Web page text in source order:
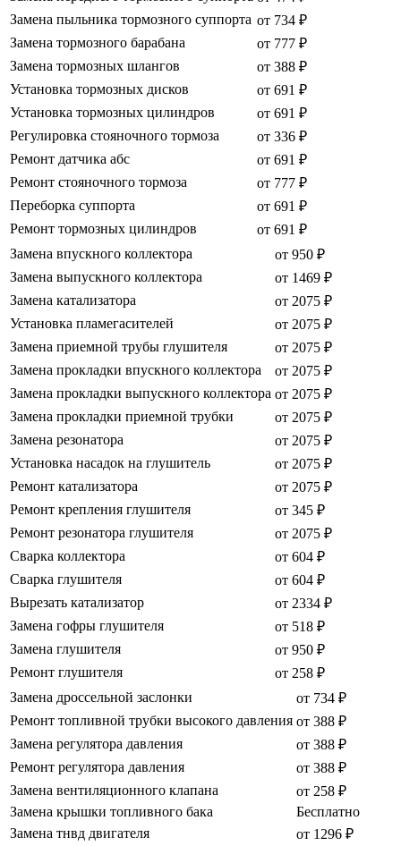
Замена пыльника тормозного суппорта от 734 ₽
Замена тормозного барабана
от 777 ₽
Замена тормозных шлангов
от 388 ₽
Установка тормозных дисков
от 691 ₽
Установка тормозных цилиндров
от 691 ₽
Регулировка стояночного тормоза
от 336 ₽
Ремонт датчика абс
от 691 ₽
Ремонт стояночного тормоза
от 777 ₽
Переборка суппорта
от 691 ₽
Ремонт тормозных цилиндров
от 691 ₽
Замена впускного коллектора
от 950 ₽
Замена выпускного коллектора
от 1469 ₽
Замена катализатора
от 2075 ₽
Установка пламегасителей
от 2075 ₽
Замена приемной трубы глушителя
от 2075 ₽
Замена прокладки впускного коллектора
от 2075 ₽
Замена прокладки выпускного коллектора от 2075 ₽
Замена прокладки приемной трубки
от 2075 ₽
Замена резонатора
от 2075 ₽
Установка насадок на глушитель
от 2075 ₽
Ремонт катализатора
от 2075 ₽
Ремонт крепления глушителя
от 345 ₽
Ремонт резонатора глушителя
от 2075 ₽
Сварка коллектора
от 604 ₽
Сварка глушителя
от 604 ₽
Вырезать катализатор
от 2334 ₽
Замена гофры глушителя
от 518 ₽
Замена глушителя
от 950 ₽
Ремонт глушителя
от 258 ₽
Замена дроссельной заслонки
от 734 ₽
Ремонт топливной трубки высокого давления от 388 ₽
Замена регулятора давления
от 388 ₽
Ремонт регулятора давления
от 388 ₽
Замена вентиляционного клапана
от 258 ₽
Замена крышки топливного бака
Бесплатно
Замена тнвд двигателя
от 1296 ₽